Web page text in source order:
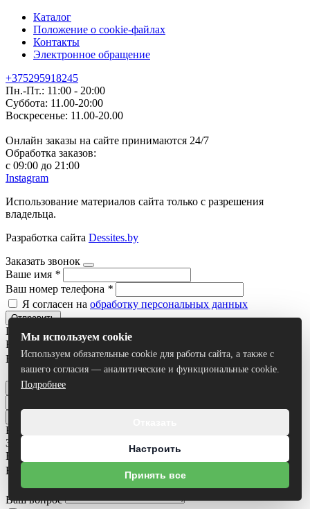
Каталог
Положение о cookie-файлах
Контакты
Электронное обращение
+375295918245
Пн.-Пт.: 11:00 - 20:00
Суббота: 11.00-20:00
Воскресенье: 11.00-20.00
Онлайн заказы на сайте принимаются 24/7
Обработка заказов:
с 09:00 до 21:00
Instagram
Использование материалов сайта только с разрешения
владельца.
Разработка сайта Dessites.by
Заказать звонок
Ваше имя *
Ваш номер телефона *
Я согласен на обработку персональных данных
Отправить
Получить консультацию
Ваше имя*
Ваш номер телефона*
Я согласен на обработку персональных данных
Отправить
Все результаты
Задать вопрос
Ваше имя
Ваш номер телефона
Ваш вопрос
Мы используем cookie
Используем обязательные cookie для работы сайта, а также с
вашего согласия — аналитические и функциональные cookie.
Подробнее
Настроить
Принять все